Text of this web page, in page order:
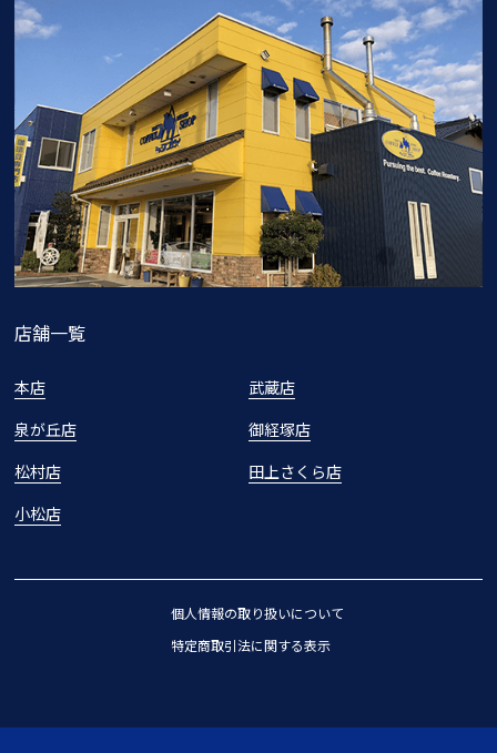
店舗一覧
本店
武蔵店
泉が丘店
御経塚店
松村店
田上さくら店
小松店
個人情報の取り扱いについて
特定商取引法に関する表示